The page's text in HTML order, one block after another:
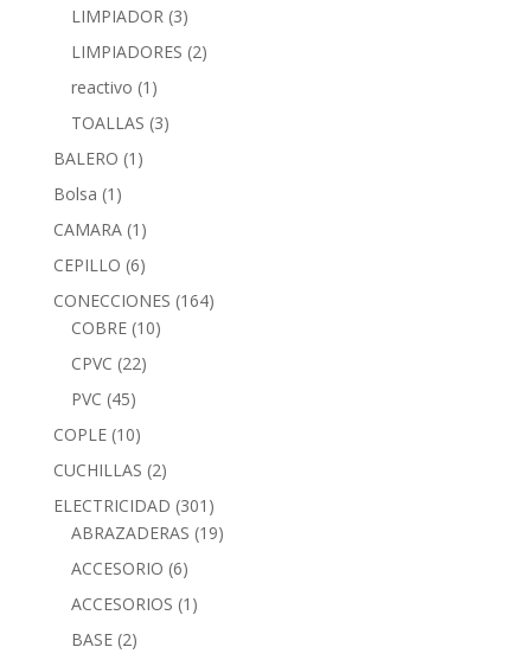
LIMPIADOR (3)
LIMPIADORES (2)
reactivo (1)
TOALLAS (3)
BALERO (1)
Bolsa (1)
CAMARA (1)
CEPILLO (6)
CONECCIONES (164)
COBRE (10)
CPVC (22)
PVC (45)
COPLE (10)
CUCHILLAS (2)
ELECTRICIDAD (301)
ABRAZADERAS (19)
ACCESORIO (6)
ACCESORIOS (1)
BASE (2)